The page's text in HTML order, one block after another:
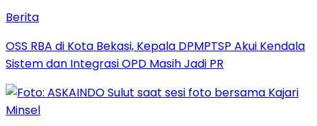
Berita
‎OSS RBA di Kota Bekasi, Kepala DPMPTSP Akui Kendala
Sistem dan Integrasi OPD Masih Jadi PR